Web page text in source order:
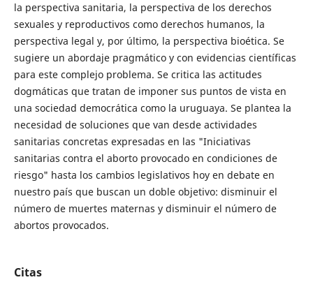
la perspectiva sanitaria, la perspectiva de los derechos
sexuales y reproductivos como derechos humanos, la
perspectiva legal y, por último, la perspectiva bioética. Se
sugiere un abordaje pragmático y con evidencias científicas
para este complejo problema. Se critica las actitudes
dogmáticas que tratan de imponer sus puntos de vista en
una sociedad democrática como la uruguaya. Se plantea la
necesidad de soluciones que van desde actividades
sanitarias concretas expresadas en las "Iniciativas
sanitarias contra el aborto provocado en condiciones de
riesgo" hasta los cambios legislativos hoy en debate en
nuestro país que buscan un doble objetivo: disminuir el
número de muertes maternas y disminuir el número de
abortos provocados.
Citas